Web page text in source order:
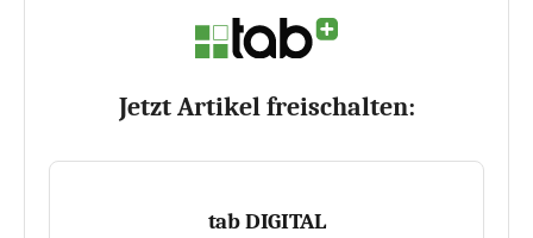
Jetzt Artikel freischalten:
tab DIGITAL